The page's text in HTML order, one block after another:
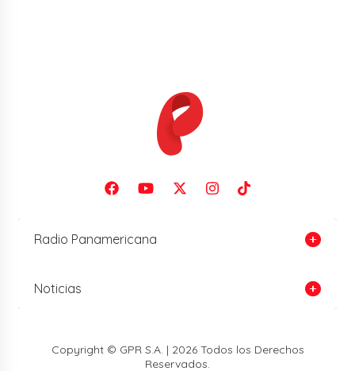
Radio Panamericana
Noticias
Copyright © GPR S.A. | 2026 Todos los Derechos
Reservados.